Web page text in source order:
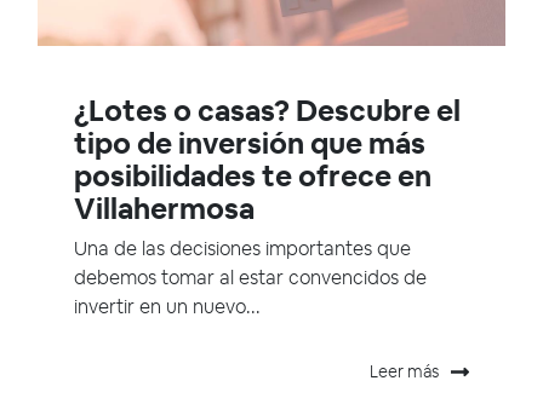
¿Lotes o casas? Descubre el
tipo de inversión que más
posibilidades te ofrece en
Villahermosa
Una de las decisiones importantes que
debemos tomar al estar convencidos de
invertir en un nuevo...
Leer más